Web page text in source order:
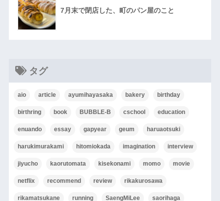
7月末で閉店した、町のパン屋のこと
タグ
aio article ayumihayasaka bakery birthday
birthring book BUBBLE-B cschool education
enuando essay gapyear geum haruaotsuki
harukimurakami hitomiokada imagination interview
jiyucho kaorutomata kisekonami momo movie
netflix recommend review rikakurosawa
rikamatsukane running SaengMiLee saorihaga